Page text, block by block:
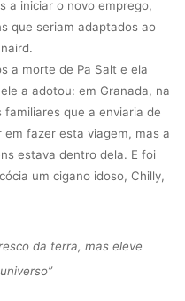
a iniciar o novo emprego,
que seriam adaptados ao
a morte de Pa Salt e ela
a adotou: em Granada, na
familiares que a enviaria de
fazer esta viagem, mas a
estava dentro dela. E foi
um cigano idoso, Chilly,
da terra, mas eleve